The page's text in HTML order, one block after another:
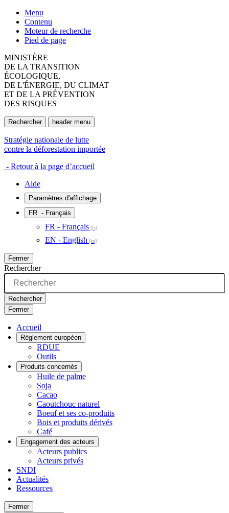
Menu
Contenu
Moteur de recherche
Pied de page
MINISTÈRE
DE LA TRANSITION
ÉCOLOGIQUE,
DE L'ÉNERGIE, DU CLIMAT
ET DE LA PRÉVENTION
DES RISQUES
Rechercher header menu
Stratégie nationale de lutte
contre la déforestation importée
- Retour à la page d’accueil
Aide
Paramètres d'affichage
FR - Français
FR - Français
EN - English
Fermer
Rechercher
Rechercher
Fermer
Accueil
Règlement européen
RDUE
Outils
Produits concernés
Huile de palme
Soja
Cacao
Caoutchouc naturel
Boeuf et ses co-produits
Bois et produits dérivés
Café
Engagement des acteurs
Acteurs publics
Acteurs privés
SNDI
Actualités
Ressources
Fermer